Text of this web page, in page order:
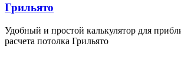
Грильято
Удобный и простой калькулятор для
расчета потолка Грильято